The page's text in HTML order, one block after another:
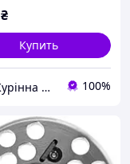
₴
Купить
ФОП Курінна О.О. 100%